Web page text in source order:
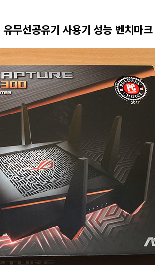
선공유기 사용기 성능 벤치마크